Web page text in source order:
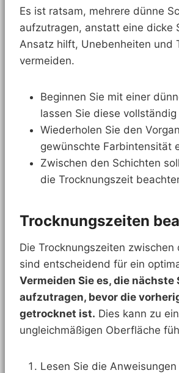
Es ist ratsam, mehrere dünne
aufzutragen, anstatt eine dicke
Ansatz hilft, Unebenheiten und
vermeiden.
Beginnen Sie mit einer
lassen Sie diese
Wiederholen Sie den
gewünschte Farbintensität
Zwischen den Schichten
die Trocknungszeit
Trocknungszeiten
Die Trocknungszeiten zwischen
sind entscheidend für ein
Vermeiden Sie es, die nächste
aufzutragen, bevor die
getrocknet ist. Dies kann zu
ungleichmäßigen Oberfläche
Lesen Sie die